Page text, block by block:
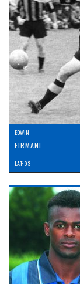
EDWIN
FIRMANI
LAT: 93